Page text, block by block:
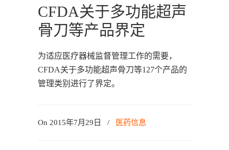
CFDA关于多功能超声
骨刀等产品界定
为适应医疗器械监督管理工作的需要，
CFDA关于多功能超声骨刀等127个产品的
管理类别进行了界定。
On 2015年7月29日 / 医药信息